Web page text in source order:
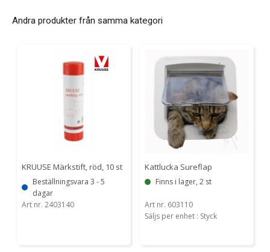
Andra produkter från samma kategori
KRUUSE Märkstift, röd, 10 st
Beställningsvara 3 - 5
dagar
Art nr. 2403140
Kattlucka Sureflap
Finns i lager, 2 st
Art nr. 603110
Säljs per enhet : Styck